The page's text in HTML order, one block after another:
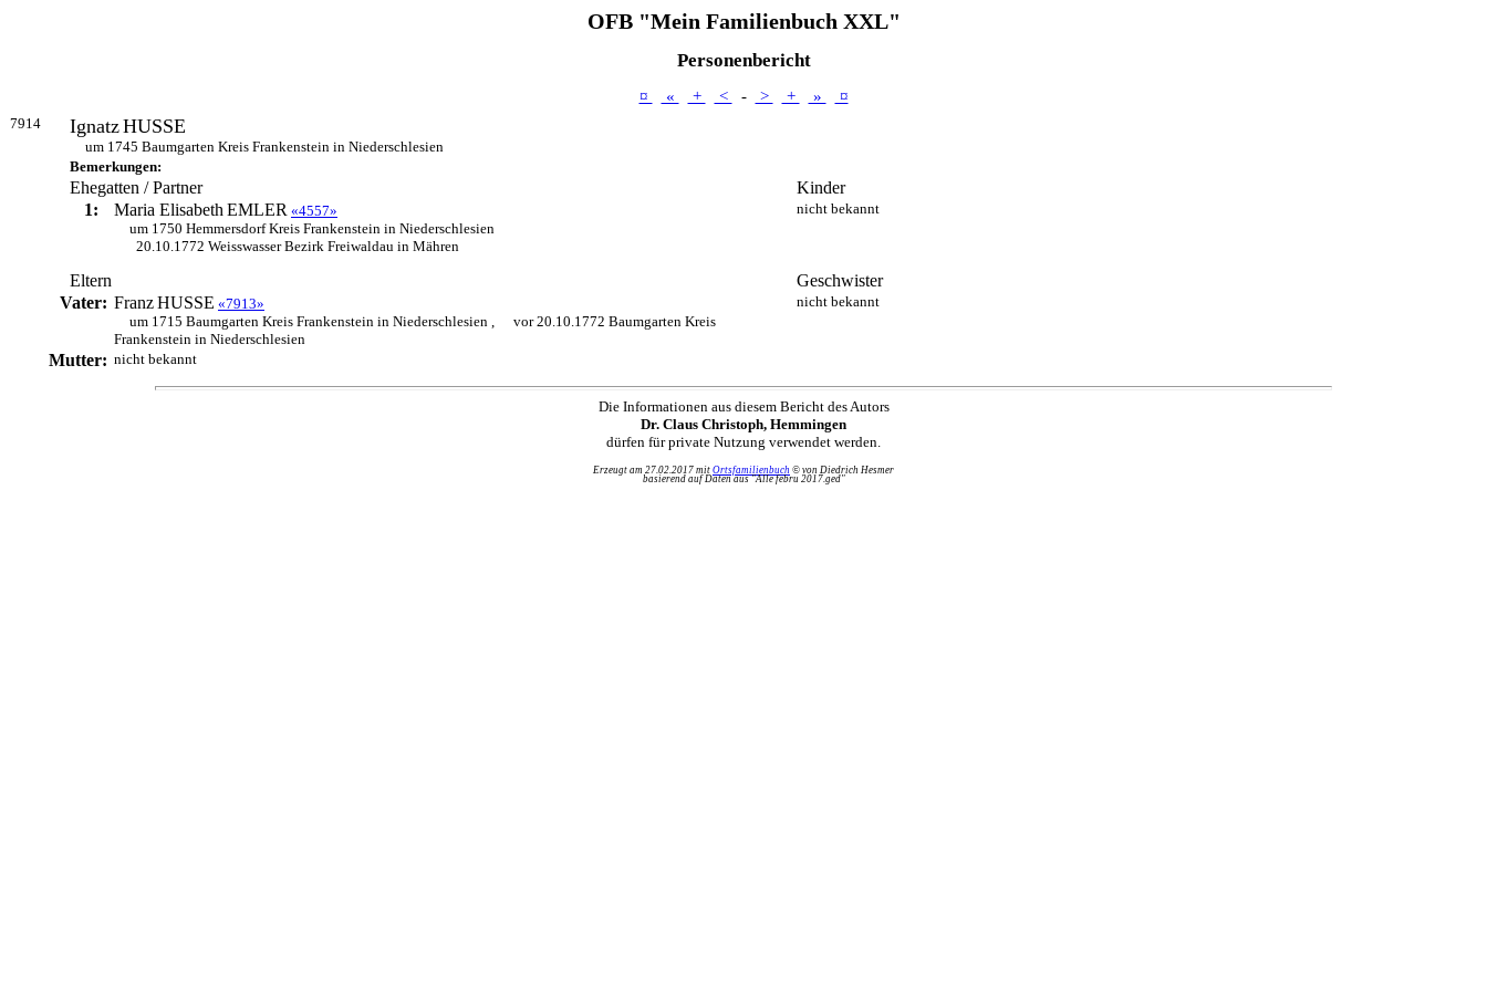
OFB "Mein Familienbuch XXL"
Personenbericht
¤ « + < - > + » ¤
7914 IgnatzHUSSE
um 1745 Baumgarten Kreis Frankenstein in Niederschlesien
Bemerkungen:
Ehegatten / Partner
Kinder
1:
Maria Elisabeth EMLER «4557»
um 1750 Hemmersdorf Kreis Frankenstein in Niederschlesien
20.10.1772 Weisswasser Bezirk Freiwaldau in Mähren
nicht bekannt
Eltern
Geschwister
Vater: FranzHUSSE «7913»
um 1715 Baumgarten Kreis Frankenstein in Niederschlesien ,
vor 20.10.1772 Baumgarten Kreis
Frankenstein in Niederschlesien
nicht bekannt
Mutter: nicht bekannt
Die Informationen aus diesem Bericht des Autors
Dr. Claus Christoph, Hemmingen
dürfen für private Nutzung verwendet werden.
Erzeugt am 27.02.2017 mit Ortsfamilienbuch © von Diedrich Hesmer
basierend auf Daten aus "Alle febru 2017.ged"